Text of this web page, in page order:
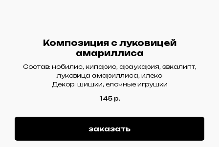
Композиция с луковицей
амариллиса
Состав: нобилис, кипарис, араукария, эвкалипт,
луковица амариллиса, илекс
Декор: шишки, елочные игрушки
145 р.
заказать